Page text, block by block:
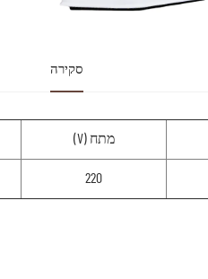
סקירה
מתח (V)
220